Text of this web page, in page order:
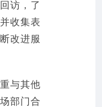
访，了
收集表
改进服
与其他
部门合